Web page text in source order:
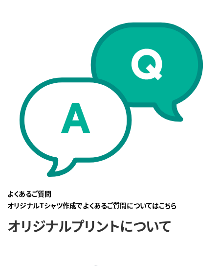
よくあるご質問
オリジナルTシャツ作成でよくあるご質問についてはこちら
オリジナルプリントについて